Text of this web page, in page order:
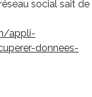
social sait de
appli-
donnees-